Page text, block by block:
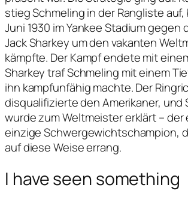
stieg Schmeling in der Rangliste auf,
Juni 1930 im Yankee Stadium gegen
Jack Sharkey um den vakanten
kämpfte. Der Kampf endete mit
Sharkey traf Schmeling mit einem
ihn kampfunfähig machte. Der
disqualifizierte den Amerikaner, und
wurde zum Weltmeister erklärt –
einzige Schwergewichtschampion,
auf diese Weise errang.
I have seen something